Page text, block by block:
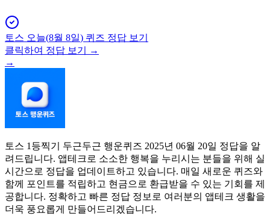
토스 오늘(8월 8일) 퀴즈 정답 보기
클릭하여 정답 보기 →
→
토스 1등찍기 두근두근 행운퀴즈 2025년 06월 20일 정답을 알
려드립니다. 앱테크로 소소한 행복을 누리시는 분들을 위해 실
시간으로 정답을 업데이트하고 있습니다. 매일 새로운 퀴즈와
함께 포인트를 적립하고 현금으로 환급받을 수 있는 기회를 제
공합니다. 정확하고 빠른 정답 정보로 여러분의 앱테크 생활을
더욱 풍요롭게 만들어드리겠습니다.